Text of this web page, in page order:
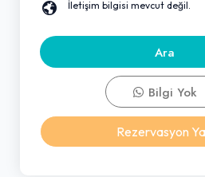
İletişim bilgisi mevcut değil.
Ara
Bilgi Yok
Rezervasyon